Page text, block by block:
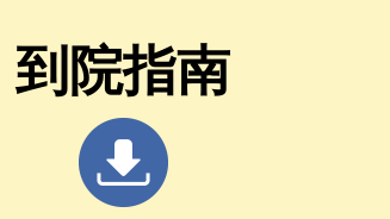
到院指南